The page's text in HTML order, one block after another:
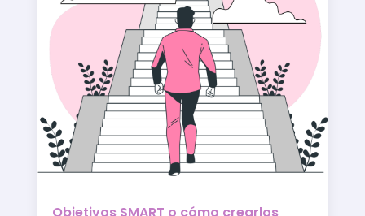
Objetivos SMART o cómo crearlos